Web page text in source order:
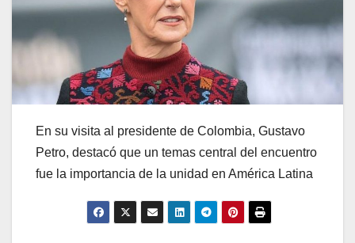
En su visita al presidente de Colombia, Gustavo
Petro, destacó que un temas central del encuentro
fue la importancia de la unidad en América Latina